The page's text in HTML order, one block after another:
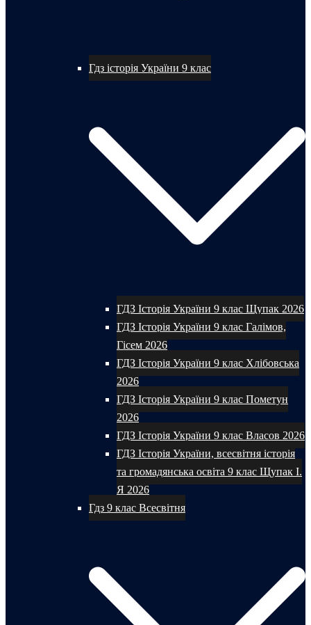
Гдз історія України 9 клас
ГДЗ Історія України 9 клас Щупак 2026
ГДЗ Історія України 9 клас Галімов,
Гісем 2026
ГДЗ Історія України 9 клас Хлібовська
2026
ГДЗ Історія України 9 клас Пометун
2026
ГДЗ Історія України 9 клас Власов 2026
ГДЗ Історія України, всесвітня історія
та громадянська освіта 9 клас Щупак І.
Я 2026
Гдз 9 клас Всесвітня